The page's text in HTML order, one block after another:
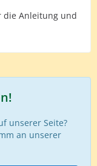
Anleitung und
unserer Seite?
an unserer